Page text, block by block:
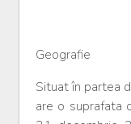
Geografie
Situat în partea
are o suprafata